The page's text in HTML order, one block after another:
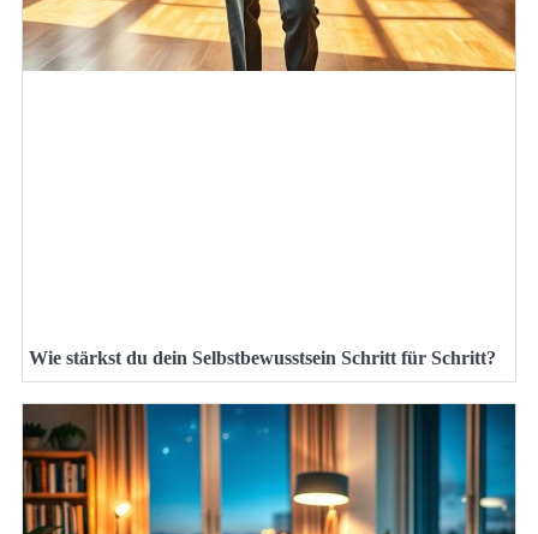
Wie stärkst du dein Selbstbewusstsein Schritt für Schritt?